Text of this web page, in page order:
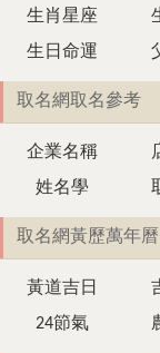
生肖星座
生日命運
取名網取名參考
企業名稱
姓名學
取名網黃歷萬年曆
黃道吉日
24節氣